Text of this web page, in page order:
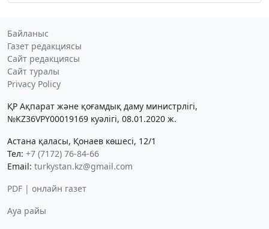
Байланыс
Газет редакциясы
Сайт редакциясы
Сайт туралы
Privacy Policy
ҚР Ақпарат және қоғамдық даму министрлігі,
№KZ36VPY00019169 куәлігі, 08.01.2020 ж.
Астана қаласы, Қонаев көшесі, 12/1
Тел: +7 (7172) 76-84-66
Email: turkystan.kz@gmail.com
PDF | онлайн газет
Ауа райы